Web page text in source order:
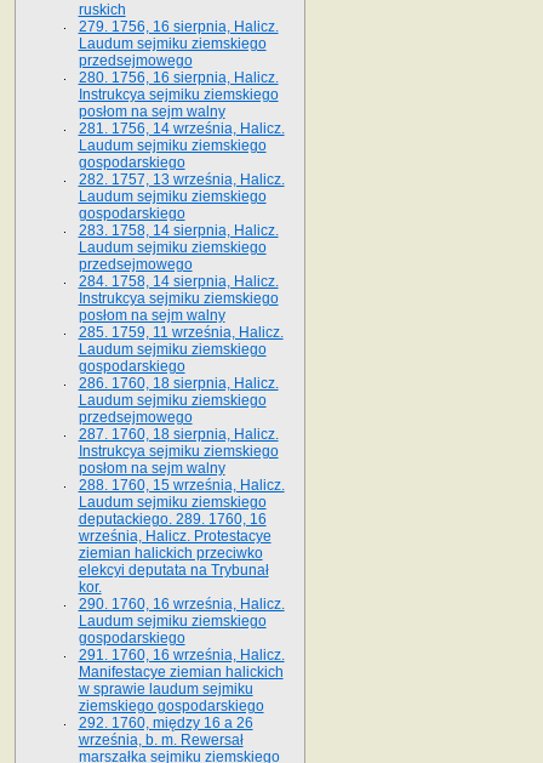
ruskich
279. 1756, 16 sierpnia, Halicz.
Laudum sejmiku ziemskiego
przedsejmowego
280. 1756, 16 sierpnia, Halicz.
Instrukcya sejmiku ziemskiego
posłom na sejm walny
281. 1756, 14 września, Halicz.
Laudum sejmiku ziemskiego
gospodarskiego
282. 1757, 13 września, Halicz.
Laudum sejmiku ziemskiego
gospodarskiego
283. 1758, 14 sierpnia, Halicz.
Laudum sejmiku ziemskiego
przedsejmowego
284. 1758, 14 sierpnia, Halicz.
Instrukcya sejmiku ziemskiego
posłom na sejm walny
285. 1759, 11 września, Halicz.
Laudum sejmiku ziemskiego
gospodarskiego
286. 1760, 18 sierpnia, Halicz.
Laudum sejmiku ziemskiego
przedsejmowego
287. 1760, 18 sierpnia, Halicz.
Instrukcya sejmiku ziemskiego
posłom na sejm walny
288. 1760, 15 września, Halicz.
Laudum sejmiku ziemskiego
deputackiego. 289. 1760, 16
września, Halicz. Protestacye
ziemian halickich przeciwko
elekcyi deputata na Trybunał
kor.
290. 1760, 16 września, Halicz.
Laudum sejmiku ziemskiego
gospodarskiego
291. 1760, 16 września, Halicz.
Manifestacye ziemian halickich
w sprawie laudum sejmiku
ziemskiego gospodarskiego
292. 1760, między 16 a 26
września, b. m. Rewersał
marszałka sejmiku ziemskiego